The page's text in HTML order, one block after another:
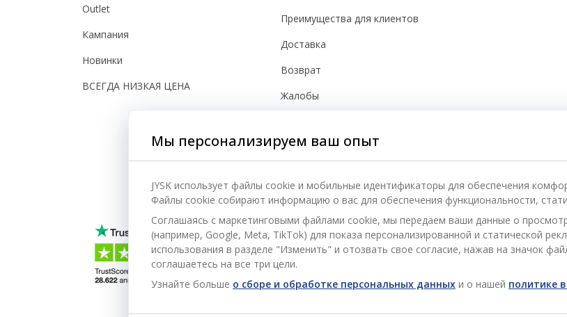
Outlet
Кампания
Новинки
ВСЕГДА НИЗКАЯ ЦЕНА
Преимущества для клиентов
Доставка
Возврат
Жалобы
Безопасность
Мы персонализируем ваш опыт
JYSK использует файлы cookie и мобильные идентификаторы для обеспечения
Файлы cookie собирают информацию о вас для обеспечения функциональности,
Соглашаясь с маркетинговыми файлами cookie, мы передаем ваши данные о
(например, Google, Meta, TikTok) для показа персонализированной и статической
использования в разделе "Изменить" и отозвать свое согласие, нажав на значок
соглашаетесь на все три цели.
Узнайте больше о сборе и обработке персональных данных и о нашей политике